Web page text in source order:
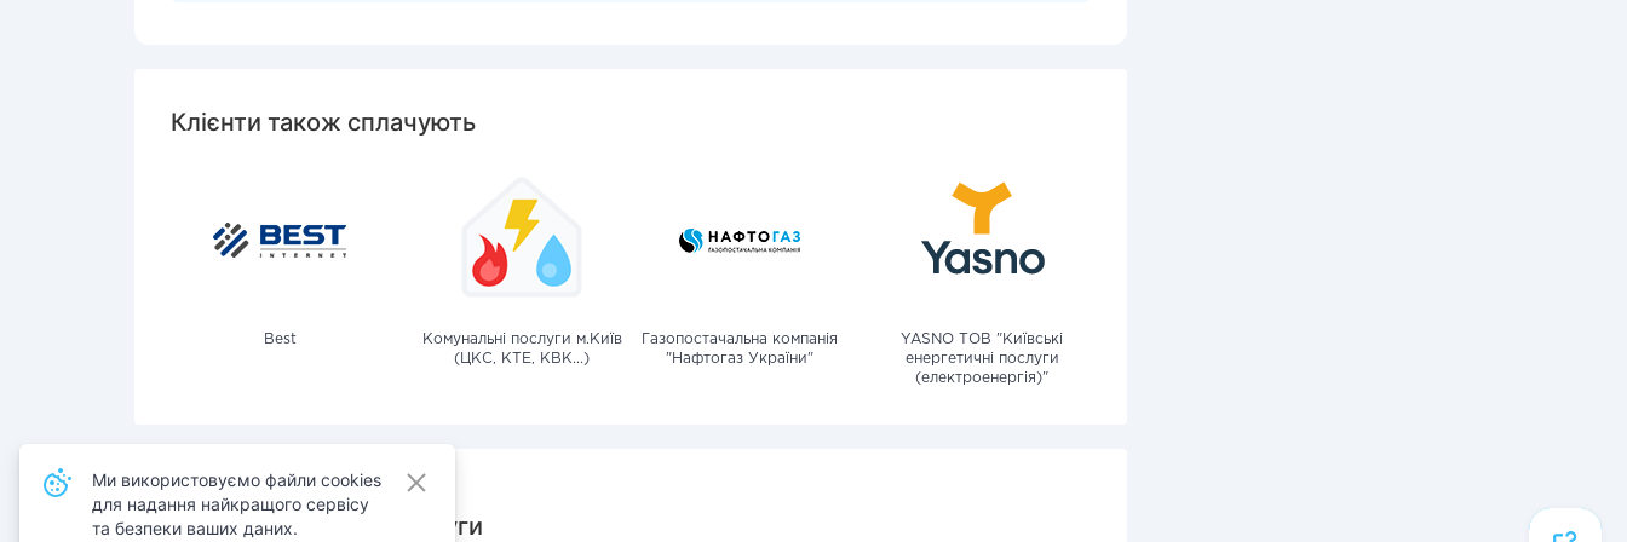
Клієнти також сплачують
Best
Комунальні послуги м.Київ
(ЦКС, КТЕ, КВК...)
Газопостачальна компанія
"Нафтогаз України"
YASNO ТОВ "Київські
енергетичні послуги
(електроенергія)"
Також сплачують послуги
Ми використовуємо файли cookies
для надання найкращого сервісу
та безпеки ваших даних.